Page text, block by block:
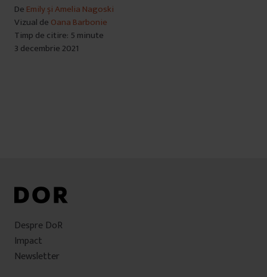
De Emily și Amelia Nagoski
Vizual de Oana Barbonie
Timp de citire: 5 minute
3 decembrie 2021
Despre DoR
Impact
Newsletter